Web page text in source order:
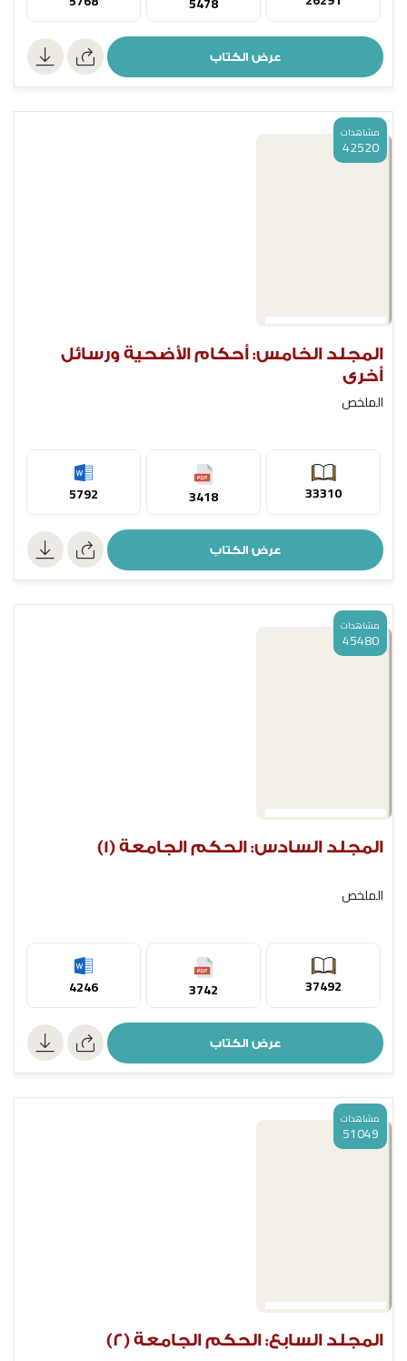
عرض الكتاب
مشاهدات
42520
المجلد الخامس: أحكام الأضحية ورسائل
أخرى
الملخص
33310
3418
5792
عرض الكتاب
مشاهدات
45480
المجلد السادس: الحكم الجامعة (1)
الملخص
37492
3742
4246
عرض الكتاب
مشاهدات
51049
المجلد السابع: الحكم الجامعة (2)